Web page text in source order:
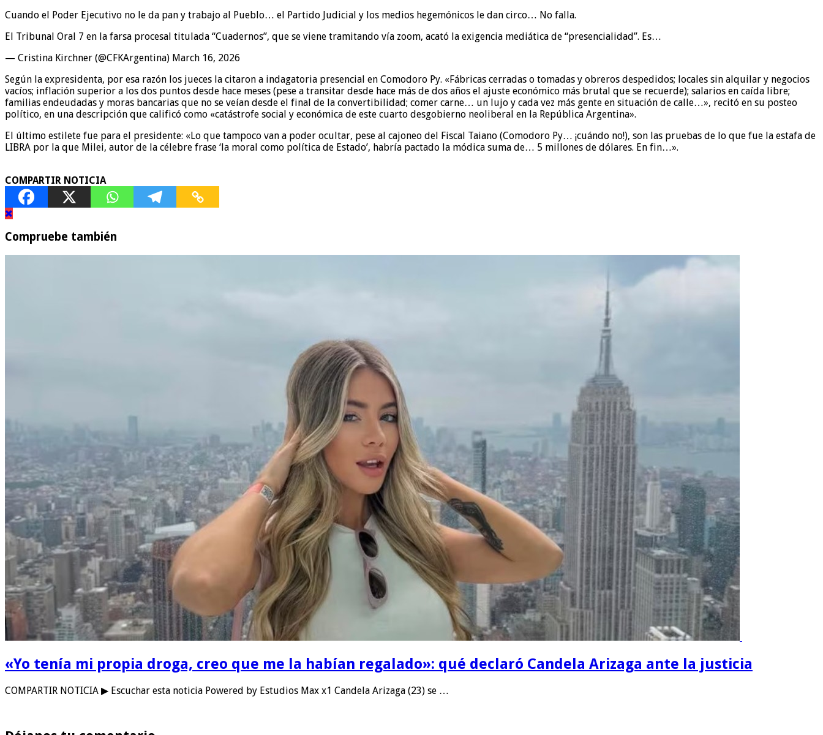
Cuando el Poder Ejecutivo no le da pan y trabajo al Pueblo… el Partido Judicial y los medios hegemónicos le dan circo… No falla.
El Tribunal Oral 7 en la farsa procesal titulada “Cuadernos”, que se viene tramitando vía zoom, acató la exigencia mediática de “presencialidad”. Es…
— Cristina Kirchner (@CFKArgentina) March 16, 2026
Según la expresidenta, por esa razón los jueces la citaron a indagatoria presencial en Comodoro Py. «Fábricas cerradas o tomadas y obreros despedidos; locales sin alquilar y negocios
vacíos; inflación superior a los dos puntos desde hace meses (pese a transitar desde hace más de dos años el ajuste económico más brutal que se recuerde); salarios en caída libre;
familias endeudadas y moras bancarias que no se veían desde el final de la convertibilidad; comer carne… un lujo y cada vez más gente en situación de calle…», recitó en su posteo
político, en una descripción que calificó como «catástrofe social y económica de este cuarto desgobierno neoliberal en la República Argentina».
El último estilete fue para el presidente: «Lo que tampoco van a poder ocultar, pese al cajoneo del Fiscal Taiano (Comodoro Py… ¡cuándo no!), son las pruebas de lo que fue la estafa de
LIBRA por la que Milei, autor de la célebre frase ‘la moral como política de Estado’, habría pactado la módica suma de… 5 millones de dólares. En fin…».
COMPARTIR NOTICIA
Compruebe también
«Yo tenía mi propia droga, creo que me la habían regalado»: qué declaró Candela Arizaga ante la justicia
COMPARTIR NOTICIA ▶ Escuchar esta noticia Powered by Estudios Max x1 Candela Arizaga (23) se …